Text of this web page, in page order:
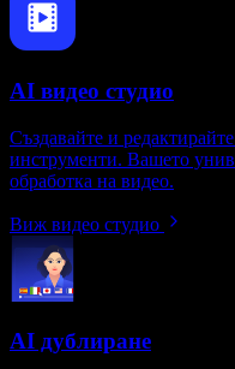
AI видео студио
Създавайте и
инструменти. Вашето
обработка на видео.
Виж видео студио
AI дублиране